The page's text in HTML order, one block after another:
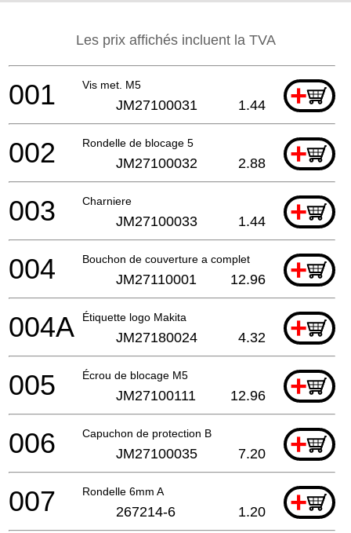
Les prix affichés incluent la TVA
Vis met. M5 +
001 JM27100031 1.44
Rondelle de blocage 5 +
002 JM27100032 2.88
Charniere +
003 JM27100033 1.44
Bouchon de couverture a complet +
004 JM27110001 12.96
Étiquette logo Makita +
004A JM27180024 4.32
Écrou de blocage M5 +
005 JM27100111 12.96
Capuchon de protection B +
006 JM27100035 7.20
Rondelle 6mm A +
007 267214-6 1.20